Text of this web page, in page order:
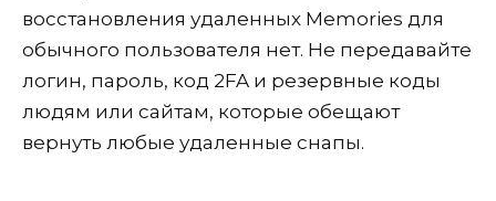
восстановления удаленных Memories для
обычного пользователя нет. Не передавайте
логин, пароль, код 2FA и резервные коды
людям или сайтам, которые обещают
вернуть любые удаленные снапы.